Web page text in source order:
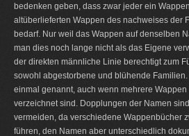
bedenken geben, dass zwar jeder ein
altüberlieferten Wappen des nachweises der
bedarf. Nur weil das Wappen auf denselben
man dies noch lange nicht als das Eigene
der direkten männliche Linie berechtigt zum
sowohl abgestorbene und blühende
einmal genannt, auch wenn mehrere
verzeichnet sind. Dopplungen der Namen
vermeiden, da verschiedene Wappenbücher
führen, den Namen aber unterschiedlich